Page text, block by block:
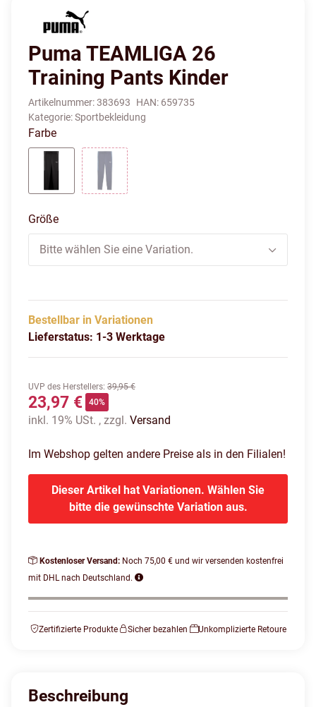
Puma TEAMLIGA 26
Training Pants Kinder
Artikelnummer:383693 HAN: 659735
Kategorie:Sportbekleidung
Farbe
Größe
Bitte wählen Sie eine Variation.
Bestellbar in Variationen
Lieferstatus: 1-3 Werktage
UVP des Herstellers: 39,95 €
23,97 € 40%
inkl. 19% USt. , zzgl. Versand
Im Webshop gelten andere Preise als in den Filialen!
Dieser Artikel hat Variationen. Wählen Sie
bitte die gewünschte Variation aus.
Kostenloser Versand: Noch 75,00 € und wir versenden kostenfrei
mit DHL nach Deutschland.
Zertifizierte Produkte Sicher bezahlen Unkomplizierte Retoure
Beschreibung